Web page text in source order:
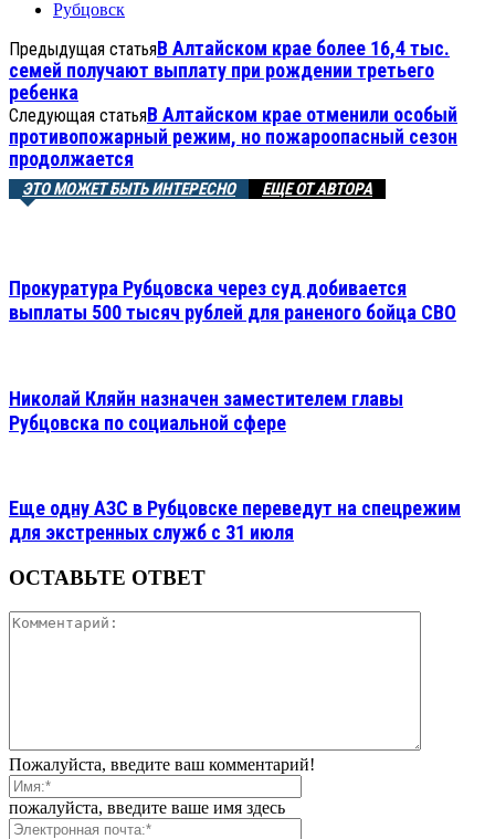
Рубцовск
Предыдущая статьяВ Алтайском крае более 16,4 тыс.
семей получают выплату при рождении третьего
ребенка
Следующая статьяВ Алтайском крае отменили особый
противопожарный режим, но пожароопасный сезон
продолжается
ЭТО МОЖЕТ БЫТЬ ИНТЕРЕСНО ЕЩЕ ОТ АВТОРА
Прокуратура Рубцовска через суд добивается
выплаты 500 тысяч рублей для раненого бойца СВО
Николай Кляйн назначен заместителем главы
Рубцовска по социальной сфере
Еще одну АЗС в Рубцовске переведут на спецрежим
для экстренных служб с 31 июля
ОСТАВЬТЕ ОТВЕТ
Пожалуйста, введите ваш комментарий!
пожалуйста, введите ваше имя здесь